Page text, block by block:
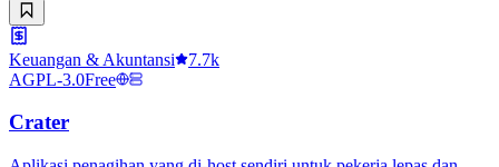
Keuangan & Akuntansi
7.7k
AGPL-3.0Free
Crater